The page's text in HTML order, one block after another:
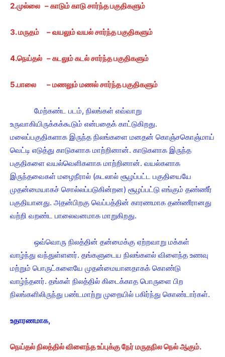
2.முல்லை – காடும் காடு சார்ந்த பகுதிகளும்
3. மருதம் – வயலும் வயல் சார்ந்த பகுதிகளும்
4.நெய்தல் – கடலும் கடல் சார்ந்த பகுதிகளும்
5.பாலை – மணலும் மணல் சார்ந்த பகுதிகளும்
மேற்கண்ட படம், நிலங்கள் எவ்வாறு
உருவாகியிருக்கக்கூடும் என்பதைக் காட்டுகிறது.
மலைப்பகுதிகளாக இருந்த நிலங்களை மனதன் கொஞ்சகொஞ்மாய்
வெட்டி எடுத்து காடுகளாக மாற்றினான். காடுகளாக இருந்த
பகுதிகளை வயல்வெளிகளாக மாற்றினான். வயல்களாக
இருந்தவைகள் மழைநீரால் (கடலால் சூழப்பட்ட பகுதியையே
முதன்மையாகச் சொல்லப்படுகின்றன) சூழப்பட்டு எங்கும் தண்ணீர்
பகுதியானது. அதன்பிறகு வெப்பத்தின் காரணமாக தண்ணீரானது
வற்றி வறண்ட பாலைவனமாக மாறுகிறது.
ஒவ்வொரு நிலத்தின் தன்மைக்கு ஏற்றவாறு மக்கள்
வாழ்ந்து வந்துள்ளனர். தங்களுடைய நிலங்களல் விளைந்த உணவு
மற்றும் பொருட்களையே முதன்மையானதாகக் கொண்டு
வாழ்ந்தனர். தங்கள் நிலத்தில் கிடைக்காத பொருளை பிற
நிலங்களிலிருந்து பண்டமாற்று முறையில் பகிர்ந்து கொண்டார்கள்.
உதாரணமாக,
நெய்தல் நிலத்தில் விளைந்த உப்புக்கு நேர் மருதநில நெல் ஆகும்.